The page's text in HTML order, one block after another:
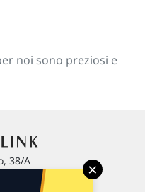
noi sono preziosi e
38/A
×